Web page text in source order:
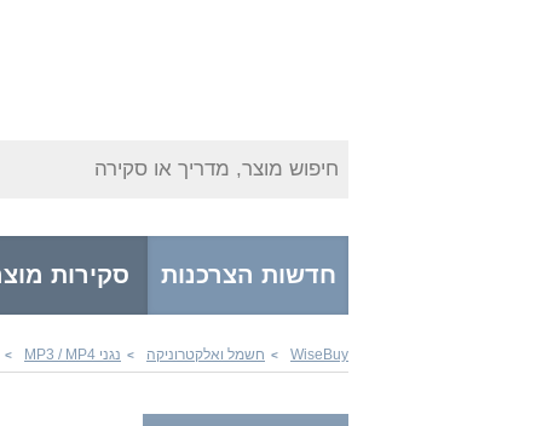
חיפוש מוצר, מדריך או סקירה
חדשות הצרכנות סקירות
WiseBuy
> חשמל ואלקטרוניקה > נגני MP3 / MP4 >